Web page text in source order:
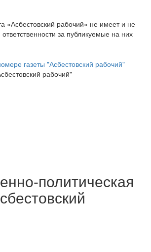
«Асбестовский рабочий» не имеет и не
за публикуемые на них
газеты "Асбестовский рабочий"
рабочий"
политическая